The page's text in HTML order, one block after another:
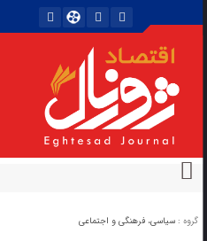
گروه : سیاسی، فرهنگی و اجتماعی